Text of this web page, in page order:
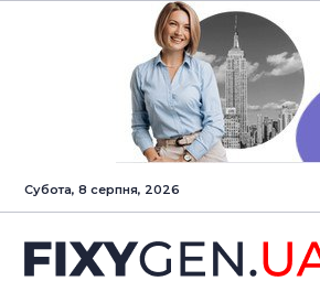
Субота, 8 серпня, 2026